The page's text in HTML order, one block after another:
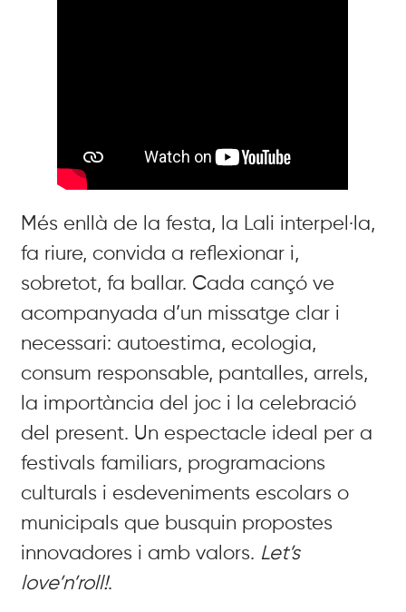
Més enllà de la festa, la Lali interpel·la,
fa riure, convida a reflexionar i,
sobretot, fa ballar. Cada cançó ve
acompanyada d’un missatge clar i
necessari: autoestima, ecologia,
consum responsable, pantalles, arrels,
la importància del joc i la celebració
del present. Un espectacle ideal per a
festivals familiars, programacions
culturals i esdeveniments escolars o
municipals que busquin propostes
innovadores i amb valors. Let’s
love’n’roll!.